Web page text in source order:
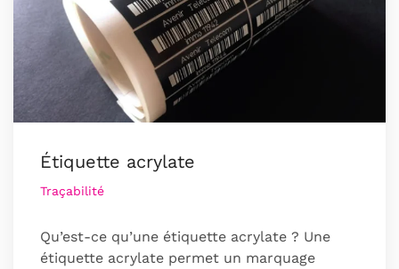
Étiquette acrylate
Traçabilité
Qu’est-ce qu’une étiquette acrylate ? Une
étiquette acrylate permet un marquage